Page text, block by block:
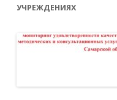
УЧРЕЖДЕНИЯХ